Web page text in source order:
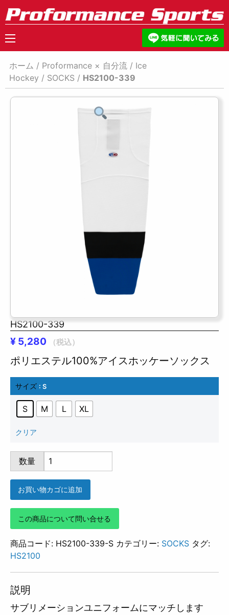
ホーム / Proformance × 自分流 / Ice
Hockey / SOCKS / HS2100-339
HS2100-339
¥ 5,280 （税込）
ポリエステル100%アイスホッケーソックス
サイズ : S
S M L XL
クリア
HS2100-
339
個
数量
お買い物カゴに追加
この商品について問い合せる
商品コード: HS2100-339-S カテゴリー: SOCKS タグ:
HS2100
説明
サブリメーションユニフォームにマッチします